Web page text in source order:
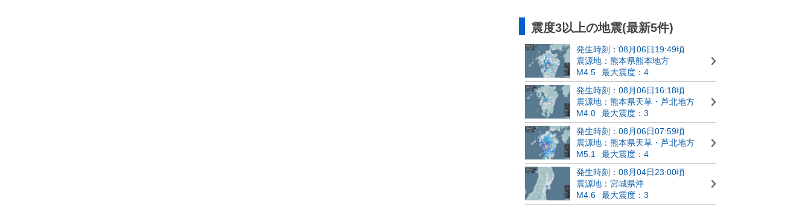
震度3以上の地震(最新5件)
発生時刻：08月06日19:49頃
震源地：熊本県熊本地方
M4.5
最大震度：4
発生時刻：08月06日16:18頃
震源地：熊本県天草・芦北地方
M4.0
最大震度：3
発生時刻：08月06日07:59頃
震源地：熊本県天草・芦北地方
M5.1
最大震度：4
発生時刻：08月04日23:00頃
震源地：宮城県沖
M4.6
最大震度：3